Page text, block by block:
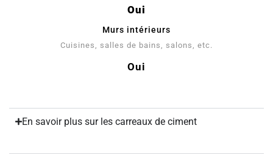
Oui
Murs intérieurs
Cuisines, salles de bains, salons, etc.
Oui
En savoir plus sur les carreaux de ciment